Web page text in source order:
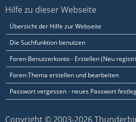
Hilfe zu dieser Webseite
Übersicht der Hilfe zur Webseite
Die Suchfunktion benutzen
Foren-Benutzerkonto - Erstellen (Neu
Foren-Thema erstellen und bearbeiten
Passwort vergessen - neues Passwort
Copyright © 2003-2026